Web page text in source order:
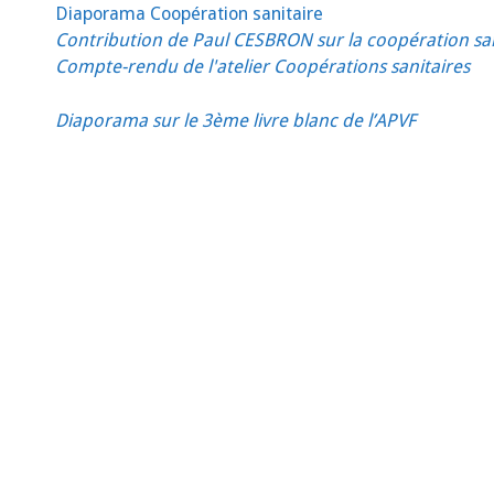
Diaporama Coopération sanitaire
Contribution de Paul CESBRON sur la coopération
Compte-rendu de l'atelier Coopérations sanitaires
Diaporama sur le 3ème livre blanc de l’APVF